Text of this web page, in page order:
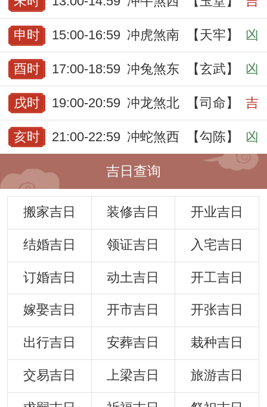
申时 15:00-16:59 冲虎煞南 【天牢】 凶
酉时 17:00-18:59 冲兔煞东 【玄武】 凶
戌时 19:00-20:59 冲龙煞北 【司命】 吉
亥时 21:00-22:59 冲蛇煞西 【勾陈】 凶
吉日查询
搬家吉日 装修吉日 开业吉日
结婚吉日 领证吉日 入宅吉日
订婚吉日 动土吉日 开工吉日
嫁娶吉日 开市吉日 开张吉日
出行吉日 安葬吉日 栽种吉日
交易吉日 上梁吉日 旅游吉日